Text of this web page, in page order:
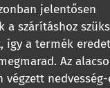
jelentősen
a szárításhoz
így a termék
Az
végzett